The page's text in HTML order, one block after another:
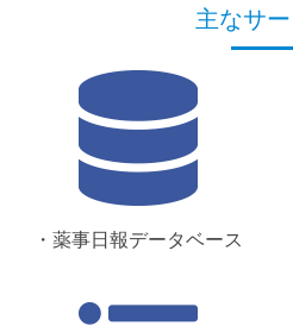
主なサ
・薬事日報データベース